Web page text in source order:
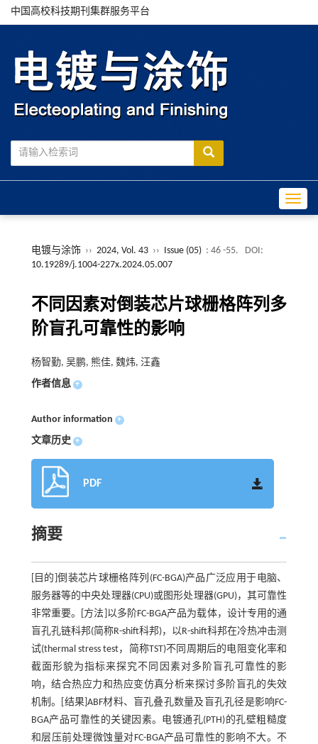
中国高校科技期刊集群服务平台
电镀与涂饰 ›› 2024, Vol. 43 ›› Issue (05) : 46 -55.
DOI:
10.19289/j.1004-227x.2024.05.007
不同因素对倒装芯片球栅格阵列多
阶盲孔可靠性的影响
杨智勤, 吴鹏, 熊佳, 魏炜, 汪鑫
作者信息 +
Author information +
文章历史 +
PDF
摘要
[目的]倒装芯片球栅格阵列(FC-BGA)产品广泛应用于电脑、
服务器等的中央处理器(CPU)或图形处理器(GPU)，其可靠性
非常重要。[方法]以多阶FC-BGA产品为载体，设计专用的通
盲孔孔链科邦(简称R-shift科邦)，以R-shift科邦在冷热冲击测
试(thermal stress test，简称TST)不同周期后的电阻变化率和
截面形貌为指标来探究不同因素对多阶盲孔可靠性的影
响，结合热应力和热应变仿真分析来探讨多阶盲孔的失效
机制。[结果]ABF材料、盲孔叠孔数量及盲孔孔径是影响FC-
BGA产品可靠性的关键因素。电镀通孔(PTH)的孔壁粗糙度
和层压前处理微蚀量对FC-BGA产品可靠性的影响不大。不